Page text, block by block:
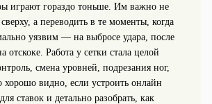
играют гораздо тоньше. Им важно не
сверху, а переводить в те моменты, когда
уязвим — на выбросе удара, после
отскоке. Работа у сетки стала целой
смена уровней, подрезания ног,
хорошо видно, если устроить онлайн
ставок и детально разобрать, как